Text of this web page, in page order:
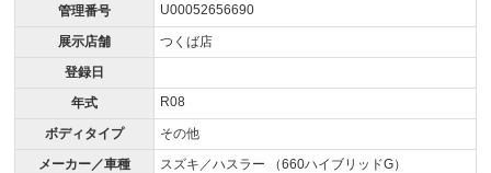
管理番号
U00052656690
展示店舗
つくば店
登録日
年式
R08
ボディタイプ
その他
メーカー／車種
スズキ／ハスラー （660ハイブリッドG）